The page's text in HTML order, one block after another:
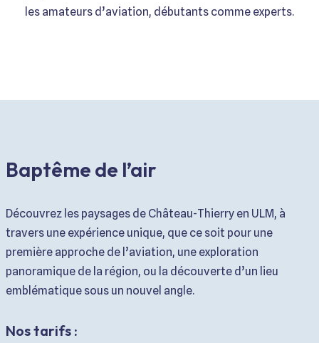
les amateurs d’aviation, débutants comme experts.
Baptême de l’air
Découvrez les paysages de Château-Thierry en ULM, à
travers une expérience unique, que ce soit pour une
première approche de l’aviation, une exploration
panoramique de la région, ou la découverte d’un lieu
emblématique sous un nouvel angle.
Nos tarifs :